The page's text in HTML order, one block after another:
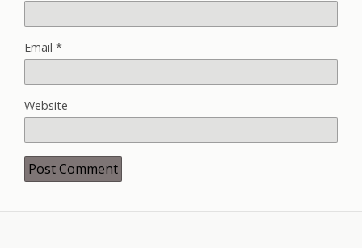
Email *
Website